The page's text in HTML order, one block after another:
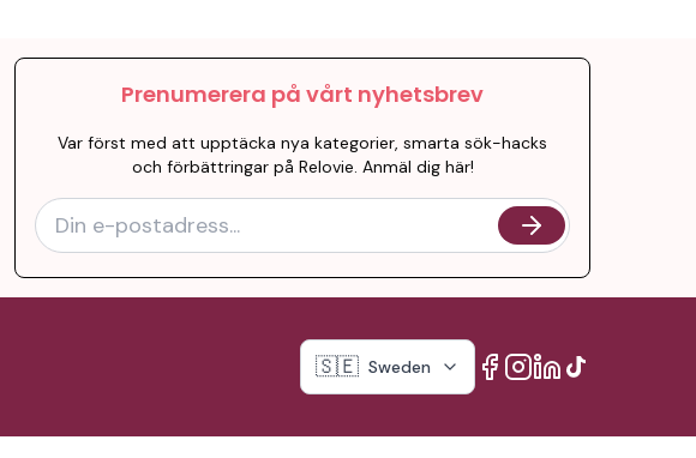
Prenumerera på vårt nyhetsbrev
Var först med att upptäcka nya kategorier, smarta sök-hacks
och förbättringar på Relovie. Anmäl dig här!
🇸🇪 Sweden